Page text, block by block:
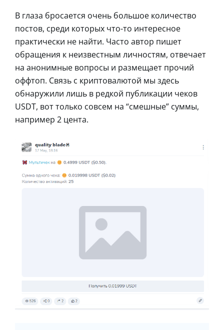
В глаза бросается очень большое количество
постов, среди которых что-то интересное
практически не найти. Часто автор пишет
обращения к неизвестным личностям, отвечает
на анонимные вопросы и размещает прочий
оффтоп. Связь с криптовалютой мы здесь
обнаружили лишь в редкой публикации чеков
USDT, вот только совсем на “смешные” суммы,
например 2 цента.